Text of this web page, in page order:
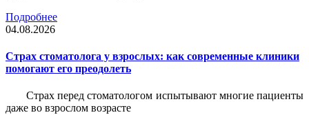
Подробнее
04.08.2026
Страх стоматолога у взрослых: как современные клиники
помогают его преодолеть
Страх перед стоматологом испытывают многие пациенты
даже во взрослом возрасте